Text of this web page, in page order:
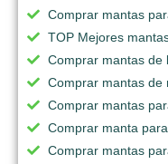
Comprar mantas
TOP Mejores
Comprar mantas de
Comprar mantas de
Comprar mantas
Comprar manta
Comprar mantas